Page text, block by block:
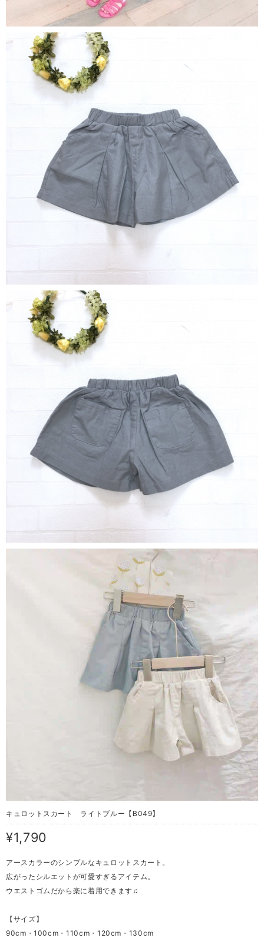
キュロットスカート ライトブルー【B049】
¥1,790
アースカラーのシンプルなキュロットスカート。
広がったシルエットが可愛すぎるアイテム。
ウエストゴムだから楽に着用できます♫
【サイズ】
90cm・100cm・110cm・120cm・130cm